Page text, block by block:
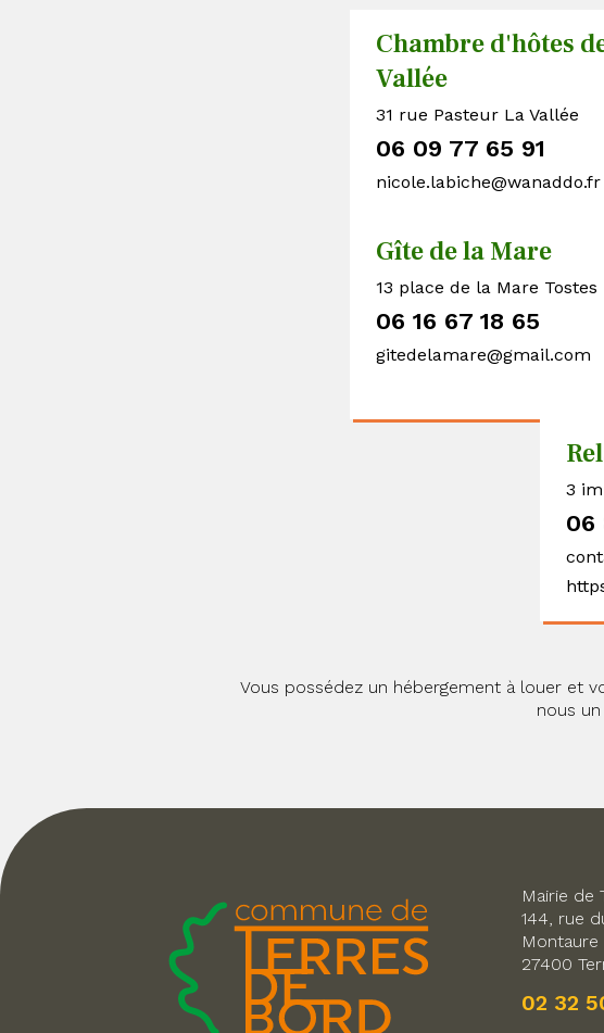
Chambre d'hôtes
Vallée
31 rue Pasteur La Vallée
06 09 77 65 91
nicole.labiche@wanaddo.fr
Gîte de la Mare
13 place de la Mare Tostes
06 16 67 18 65
gitedelamare@gmail.com
3
06
Vous possédez un hébergement à louer et
nous
Mairie de
144, rue
Montaure
27400
02 32